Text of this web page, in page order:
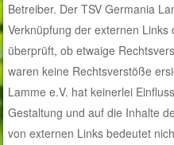
Betreiber. Der TSV Germania
Verknüpfung der externen
überprüft, ob etwaige
waren keine Rechtsverstöße
Lamme e.V. hat keinerlei
Gestaltung und auf die Inhalte
von externen Links bedeutet